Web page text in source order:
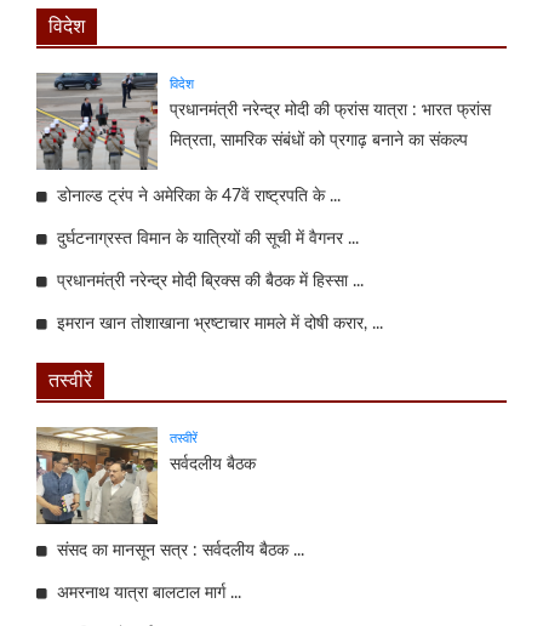
विदेश
विदेश
प्रधानमंत्री नरेन्द्र मोदी की फ्रांस यात्रा : भारत फ्रांस
मित्रता, सामरिक संबंधों को प्रगाढ़ बनाने का संकल्प
डोनाल्ड ट्रंप ने अमेरिका के 47वें राष्ट्रपति के ...
दुर्घटनाग्रस्त विमान के यात्रियों की सूची में वैगनर ...
प्रधानमंत्री नरेन्द्र मोदी ब्रिक्स की बैठक में हिस्सा ...
इमरान खान तोशाखाना भ्रष्टाचार मामले में दोषी करार, ...
तस्वीरें
तस्वीरें
सर्वदलीय बैठक
संसद का मानसून सत्र : सर्वदलीय बैठक ...
अमरनाथ यात्रा बालटाल मार्ग ...